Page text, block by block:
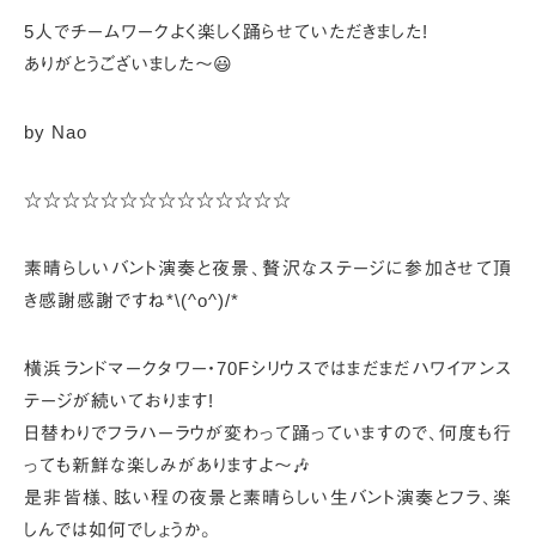
5人でチームワークよく楽しく踊らせていただきました!
ありがとうございました〜😃
by Nao
☆☆☆☆☆☆☆☆☆☆☆☆☆☆
素晴らしいバント演奏と夜景、贅沢なステージに参加させて頂
き感謝感謝ですね*\(^o^)/*
横浜ランドマークタワー・70Fシリウスではまだまだハワイアンス
テージが続いております!
日替わりでフラハーラウが変わって踊っていますので、 何度も行
っても新鮮な楽しみがありますよ〜🎶
是非皆様、眩い程の夜景と素晴らしい生バント演奏とフラ、 楽
しんでは如何でしょうか。